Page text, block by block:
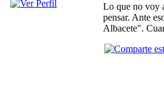
Lo que no voy
pensar. Ante
Albacete".